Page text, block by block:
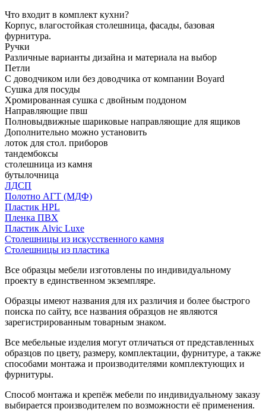
Что входит в комплект кухни?
Корпус, влагостойкая столешница, фасады, базовая
фурнитура.
Ручки
Различные варианты дизайна и материала на выбор
Петли
С доводчиком или без доводчика от компании Boyard
Сушка для посуды
Хромированная сушка с двойным поддоном
Направляющие пвш
Полновыдвижные шариковые направляющие для ящиков
Дополнительно можно установить
лоток для стол. приборов
тандембоксы
столешница из камня
бутылочница
ЛДСП
Полотно АГТ (МДФ)
Пластик HPL
Пленка ПВХ
Пластик Alvic Luxe
Столешницы из искусственного камня
Столешницы из пластика
Все образцы мебели изготовлены по индивидуальному
проекту в единственном экземпляре.
Образцы имеют названия для их различия и более быстрого
поиска по сайту, все названия образцов не являются
зарегистрированным товарным знаком.
Все мебельные изделия могут отличаться от представленных
образцов по цвету, размеру, комплектации, фурнитуре, а также
способами монтажа и производителями комплектующих и
фурнитуры.
Способ монтажа и крепёж мебели по индивидуальному заказу
выбирается производителем по возможности её применения.